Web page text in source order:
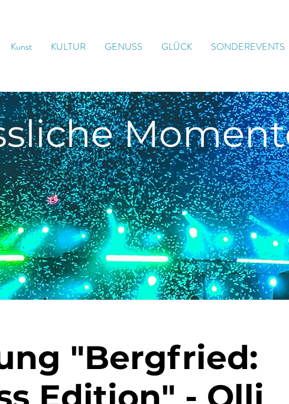
Kunst KULTUR GENUSS GLÜCK SONDEREVENTS
"Bergfried: